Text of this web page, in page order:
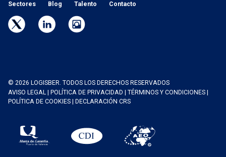
Sectores
Blog Talento Contacto
© 2026 LOGISBER. TODOS LOS DERECHOS RESERVADOS
AVISO LEGAL| POLÍTICA DE PRIVACIDAD TÉRMINOS Y CONDICIONES
POLÍTICA DE COOKIES
DECLARACIÓN CRS